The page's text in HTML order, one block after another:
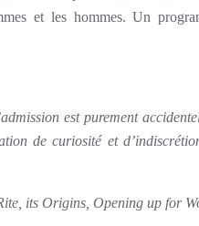
et les hommes. Un
est purement
de curiosité et
its Origins, Opening up for